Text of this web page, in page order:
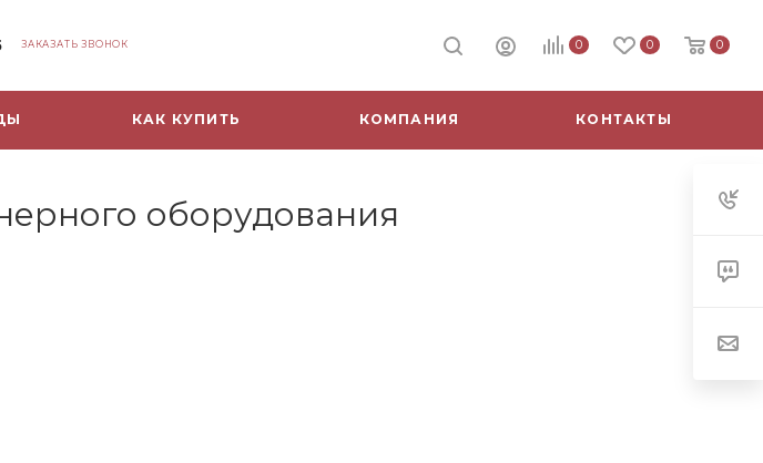
ЗАКАЗАТЬ ЗВОНОК 0 0 0
КАК КУПИТЬ КОМПАНИЯ КОНТАКТЫ
оборудования